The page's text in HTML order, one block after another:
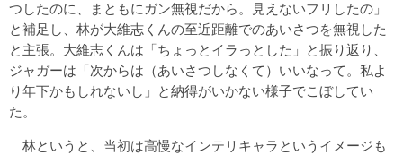
つしたのに、まともにガン無視だから。見えないフリしたの」
と補足し、林が大維志くんの至近距離でのあいさつを無視した
と主張。大維志くんは「ちょっとイラっとした」と振り返り、
ジャガーは「次からは（あいさつしなくて）いいなって。私よ
り年下かもしれないし」と納得がいかない様子でこぼしてい
た。
林というと、当初は高慢なインテリキャラというイメージも